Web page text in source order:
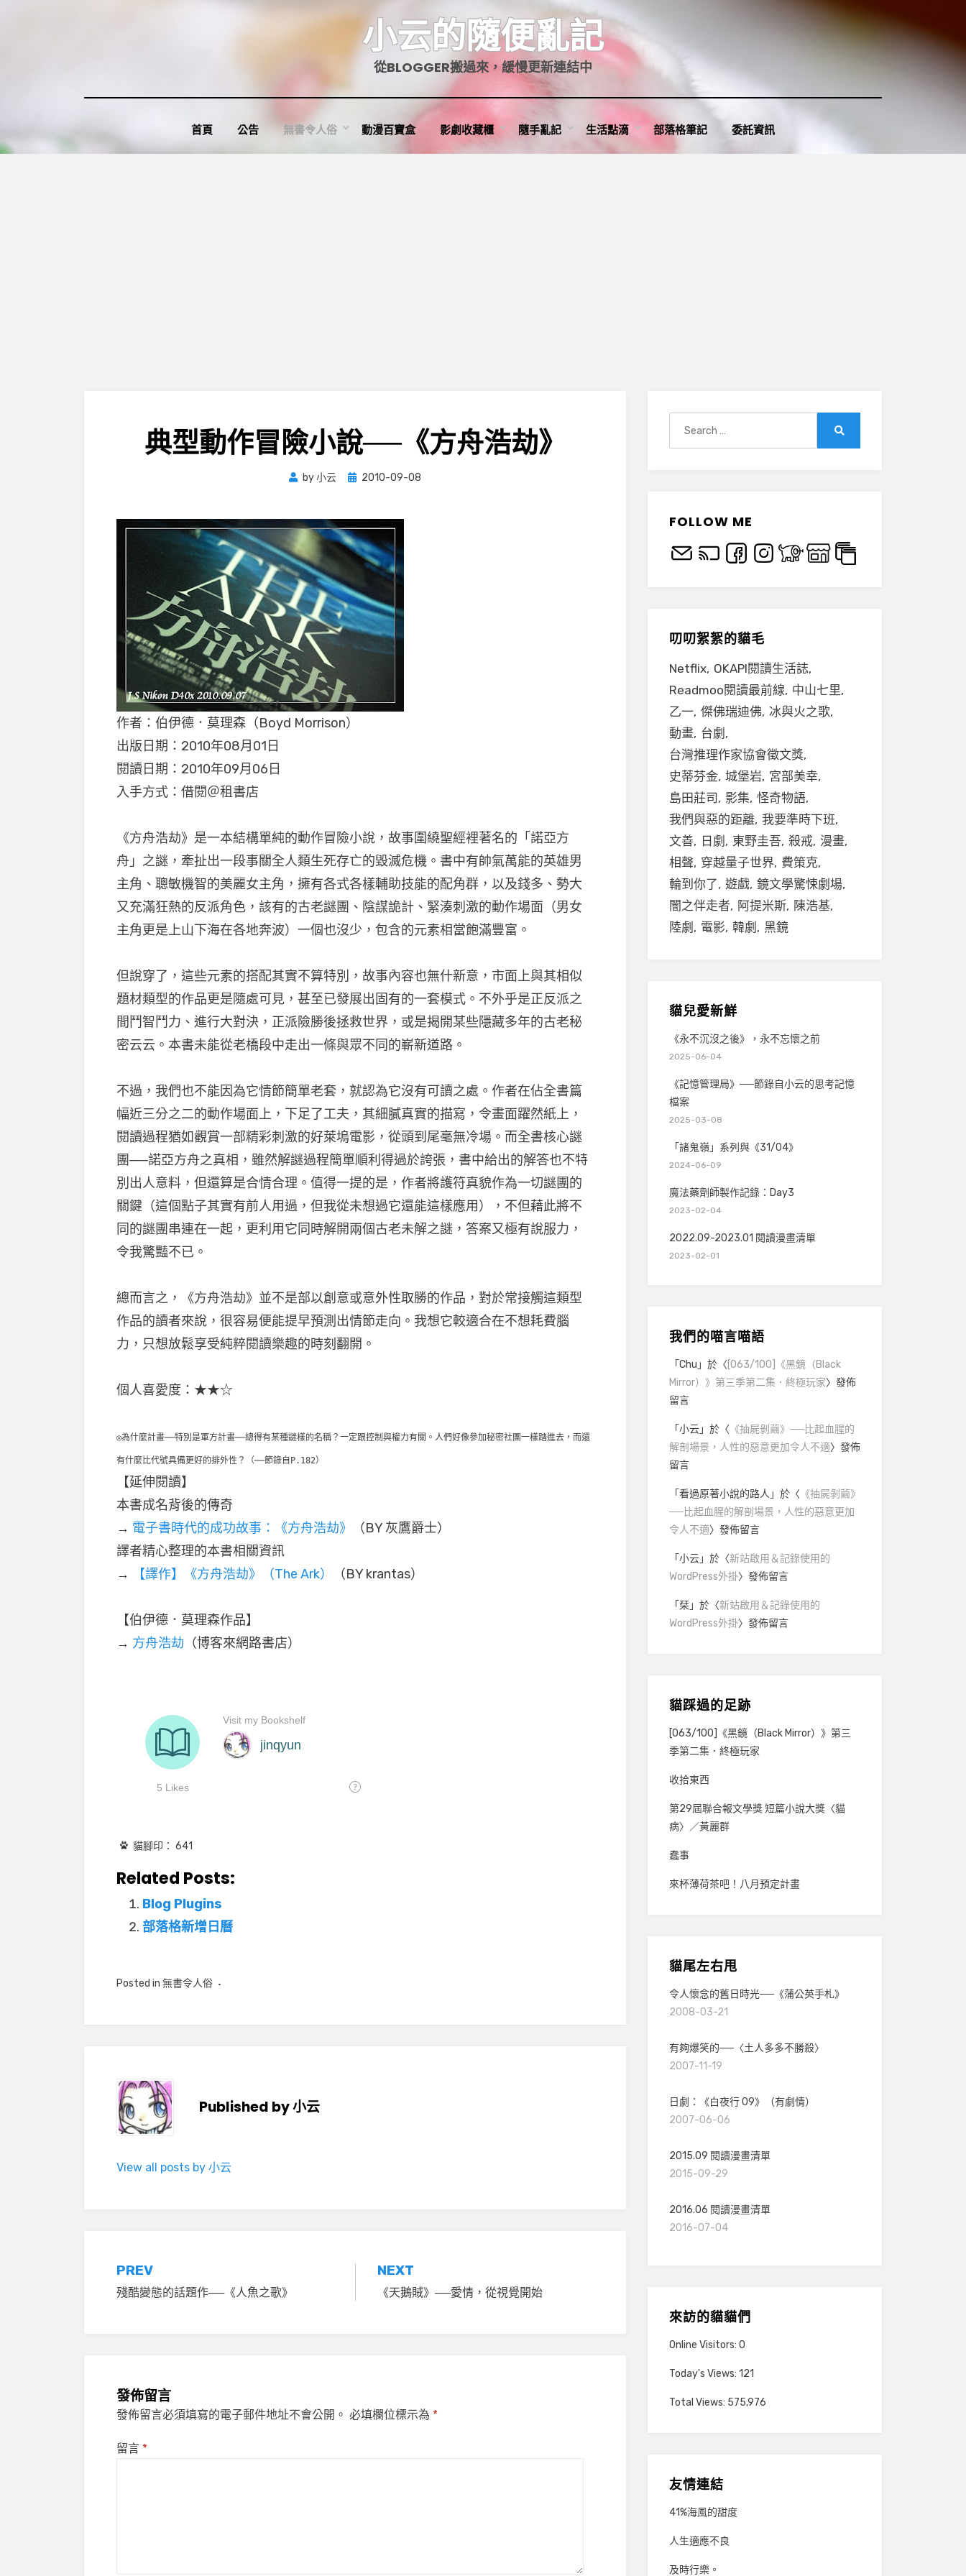
小云的隨便亂記
從BLOGGER搬過來，緩慢更新連結中
首頁 公告 無書令人俗 動漫百寶盒 影劇收藏櫃 隨手亂記 生活點滴 部落格筆記 委託資訊
典型動作冒險小說──《方舟浩劫》
by小云
Posted
2010-09-08
作者：伯伊德．莫理森（Boyd Morrison）
出版日期：2010年08月01日
閱讀日期：2010年09月06日
入手方式：借閱＠租書店
《方舟浩劫》是一本結構單純的動作冒險小說，故事圍繞聖經裡著名的「諾亞方
舟」之謎，牽扯出一段事關全人類生死存亡的毀滅危機。書中有帥氣萬能的英雄男
主角、聰敏機智的美麗女主角，擁有各式各樣輔助技能的配角群，以及錢多、勢大
又充滿狂熱的反派角色，該有的古老謎團、陰謀詭計、緊湊刺激的動作場面（男女
主角更是上山下海在各地奔波）一個也沒少，包含的元素相當飽滿豐富。
但說穿了，這些元素的搭配其實不算特別，故事內容也無什新意，市面上與其相似
題材類型的作品更是隨處可見，甚至已發展出固有的一套模式。不外乎是正反派之
間鬥智鬥力、進行大對決，正派險勝後拯救世界，或是揭開某些隱藏多年的古老秘
密云云。本書未能從老橋段中走出一條與眾不同的嶄新道路。
不過，我們也不能因為它情節簡單老套，就認為它沒有可讀之處。作者在佔全書篇
幅近三分之二的動作場面上，下足了工夫，其細膩真實的描寫，令畫面躍然紙上，
閱讀過程猶如觀賞一部精彩刺激的好萊塢電影，從頭到尾毫無冷場。而全書核心謎
團──諾亞方舟之真相，雖然解謎過程簡單順利得過於誇張，書中給出的解答也不特
別出人意料，但還算是合情合理。值得一提的是，作者將護符真貌作為一切謎團的
關鍵（這個點子其實有前人用過，但我從未想過它還能這樣應用），不但藉此將不
同的謎團串連在一起，更利用它同時解開兩個古老未解之謎，答案又極有說服力，
令我驚豔不已。
總而言之，《方舟浩劫》並不是部以創意或意外性取勝的作品，對於常接觸這類型
作品的讀者來說，很容易便能提早預測出情節走向。我想它較適合在不想耗費腦
力，只想放鬆享受純粹閱讀樂趣的時刻翻開。
個人喜愛度：★★☆
◎為什麼計畫──特別是軍方計畫──總得有某種謎樣的名稱？一定跟控制與權力有關。人們好像參加秘密社團一樣踏進去，而還
有什麼比代號具備更好的排外性？（──節錄自P.182）
【延伸閱讀】
本書成名背後的傳奇
→ 電子書時代的成功故事：《方舟浩劫》
（BY 灰鷹爵士）
譯者精心整理的本書相關資訊
→
【譯作】《方舟浩劫》（The Ark） （BY krantas）
【伯伊德．莫理森作品】
→ 方舟浩劫 （博客來網路書店）
貓腳印： 641
Related Posts:
Blog Plugins
部落格新增日曆
Posted in 無書令人俗
Published by小云
View all posts by 小云
文
章
PREV
殘酷變態的話題作──《人魚之歌》
NEXT
《天鵝賊》──愛情，從視覺開始
發佈留言
發佈留言必須填寫的電子郵件地址不會公開。 必填欄位標示為 *
留言 *
FOLLOW ME
叨叨絮絮的貓毛
Netflix OKAPI閱讀生活誌
Readmoo閱讀最前線 中山七里
乙一 傑佛瑞迪佛 冰與火之歌
動畫 台劇
台灣推理作家協會徵文獎
史蒂芬金 城堡岩 宮部美幸
島田莊司
影集 怪奇物語
我們與惡的距離 我要準時下班
文善
日劇 東野圭吾 殺戒 漫畫
相聲 穿越量子世界 費策克
輪到你了 遊戲 鏡文學驚悚劇場
闇之伴走者
阿提米斯
陳浩基
陸劇
電影 韓劇 黑鏡
貓兒愛新鮮
《永不沉沒之後》，永不忘懷之前
2025-06-04
《記憶管理局》──節錄自小云的思考記憶
檔案
2025-03-08
「諸鬼嶺」系列與《31/04》
2024-06-09
魔法藥劑師製作記錄：Day3
2023-02-04
2022.09-2023.01 閱讀漫畫清單
2023-02-01
我們的喵言喵語
「Chu 」於〈 [063/100]《黑鏡（Black
Mirror）》第三季第二集．終極玩家〉發佈
留言
「小云」於〈 《抽屍剝繭》──比起血腥的
解剖場景，人性的惡意更加令人不適〉發佈
留言
「看過原著小說的路人 」於〈 《抽屍剝繭》
──比起血腥的解剖場景，人性的惡意更加
令人不適〉發佈留言
「小云」於〈新站啟用＆記錄使用的
WordPress外掛〉發佈留言
「栞」於〈新站啟用＆記錄使用的
WordPress外掛〉發佈留言
貓踩過的足跡
[063/100]《黑鏡（Black Mirror）》第三
季第二集．終極玩家
收拾東西
第29屆聯合報文學獎 短篇小說大獎〈貓
病〉／黃麗群
蠢事
來杯薄荷茶吧！八月預定計畫
貓尾左右甩
令人懷念的舊日時光──《蒲公英手札》
2008-03-21
有夠爆笑的──〈土人多多不勝殺〉
2007-11-19
日劇：《白夜行 09》（有劇情）
2007-06-06
2015.09 閱讀漫畫清單
2015-09-29
2016.06 閱讀漫畫清單
2016-07-04
來訪的貓貓們
Online Visitors: 0
Today's Views: 121
Total Views: 575,976
友情連結
41%海風的甜度
人生適應不良
及時行樂。